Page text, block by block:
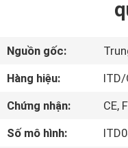
VIDEO
VỀ
CHÚNG
Nguồn gốc:
Hàng hiệu:
ITD/
Chứng nhận:
CE,
Số mô hình: